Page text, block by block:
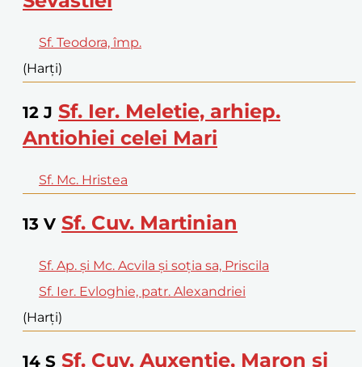
Sf. Teodora, împ.
(Harți)
12 J Sf. Ier. Meletie, arhiep.
Antiohiei celei Mari
Sf. Mc. Hristea
13 V Sf. Cuv. Martinian
Sf. Ap. și Mc. Acvila și soția sa, Priscila
Sf. Ier. Evloghie, patr. Alexandriei
(Harți)
14 S Sf. Cuv. Auxenție, Maron și